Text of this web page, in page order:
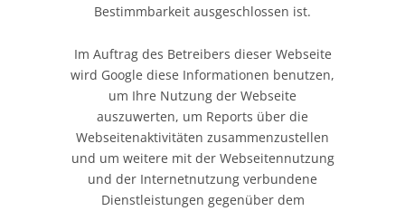
Bestimmbarkeit ausgeschlossen ist.
Im Auftrag des Betreibers dieser Webseite
wird Google diese Informationen benutzen,
um Ihre Nutzung der Webseite
auszuwerten, um Reports über die
Webseitenaktivitäten zusammenzustellen
und um weitere mit der Webseitennutzung
und der Internetnutzung verbundene
Dienstleistungen gegenüber dem